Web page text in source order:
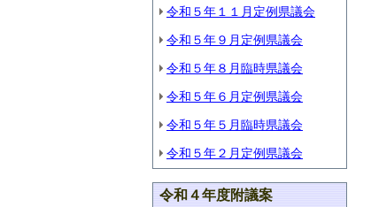
令和５年１１月定例県議会
令和５年９月定例県議会
令和５年８月臨時県議会
令和５年６月定例県議会
令和５年５月臨時県議会
令和５年２月定例県議会
令和４年度附議案